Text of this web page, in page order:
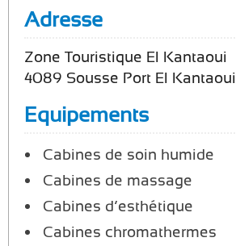
Adresse
Zone Touristique El Kantaoui
4089 Sousse Port El Kantaoui
Equipements
Cabines de soin humide
Cabines de massage
Cabines d’esthétique
Cabines chromathermes